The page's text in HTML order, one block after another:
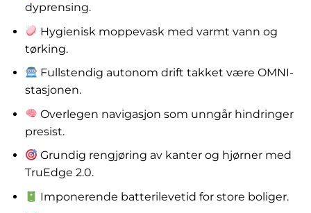
dyprensing.
Hygienisk moppevask med varmt vann og
tørking.
Fullstendig autonom drift takket være OMNI-
stasjonen.
Overlegen navigasjon som unngår hindringer
presist.
Grundig rengjøring av kanter og hjørner med
TruEdge 2.0.
Imponerende batterilevetid for store boliger.